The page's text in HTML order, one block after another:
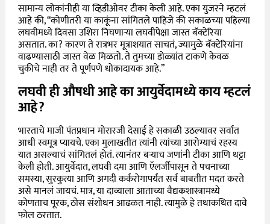
सामान्य लोकांनीही या व्हिडीओवर टीका केली आहे. एका युजरने म्हटलं
आहे की, “कोणीतरी या काकूंना सांगितले पाहिजे की सकाळच्या पहिल्या
लघवीमध्ये दिवसा उशिरा निघणाऱ्या लघवीपेक्षा जास्त बॅक्टेरिया
असतात. का? कारण ते रात्रभर मूत्राशयात साचतं, ज्यामुळे बॅक्टेरियांना
वाढण्यासाठी जास्त वेळ मिळतो. ते तुमच्या डोळ्यांत टाकणे केवळ
चुकीचे नाही तर ते पूर्णपणे धोकादायक आहे.”
लघवी ही औषधी आहे का आयुर्वेदामध्ये काय म्हटलं
आहे?
भारताचे माजी पंतप्रधान मोरारजी देसाई हे सकाळी उठल्यावर सर्वात
आधी स्वमूत्र प्यायचे. एका मुलाखतीत त्यांनी त्यांच्या आरोग्याचं रहस्य
यात असल्याचं सांगितलं होतं. त्यानंतर बऱ्याच जणांनी टीका आणि थट्टा
केली होती. आयुर्वेदात, लघवी दमा आणि ऍलर्जीपासून ते पचनाच्या
समस्या, सुरकुत्या आणि अगदी कर्करोगापर्यंत सर्व बाबतीत मदत करते
असे मानलं जायचं. मात्र, या दाव्याला आताच्या वैद्यकशास्त्रामध्ये
कोणताच पूरक, ठोस संशोधन आढळत नाही. त्यामुळे हे तथाकथित दावे
फोल ठरतात.